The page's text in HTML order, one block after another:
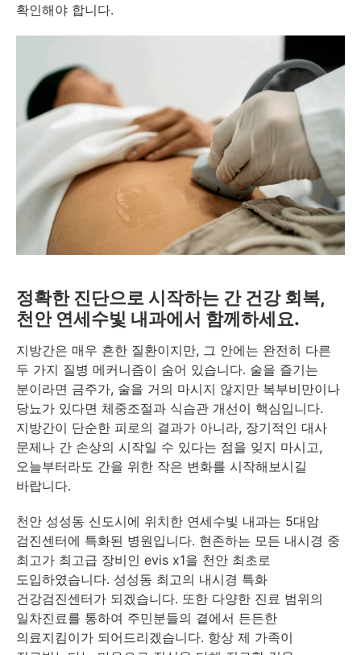
확인해야 합니다.
정확한 진단으로 시작하는 간 건강 회복,
천안 연세수빛 내과에서 함께하세요.
지방간은 매우 흔한 질환이지만, 그 안에는 완전히 다른
두 가지 질병 메커니즘이 숨어 있습니다. 술을 즐기는
분이라면 금주가, 술을 거의 마시지 않지만 복부비만이나
당뇨가 있다면 체중조절과 식습관 개선이 핵심입니다.
지방간이 단순한 피로의 결과가 아니라, 장기적인 대사
문제나 간 손상의 시작일 수 있다는 점을 잊지 마시고,
오늘부터라도 간을 위한 작은 변화를 시작해보시길
바랍니다.
천안 성성동 신도시에 위치한 연세수빛 내과는 5대암
검진센터에 특화된 병원입니다. 현존하는 모든 내시경 중
최고가 최고급 장비인 evis x1을 천안 최초로
도입하였습니다. 성성동 최고의 내시경 특화
건강검진센터가 되겠습니다. 또한 다양한 진료 범위의
일차진료를 통하여 주민분들의 곁에서 든든한
의료지킴이가 되어드리겠습니다. 항상 제 가족이